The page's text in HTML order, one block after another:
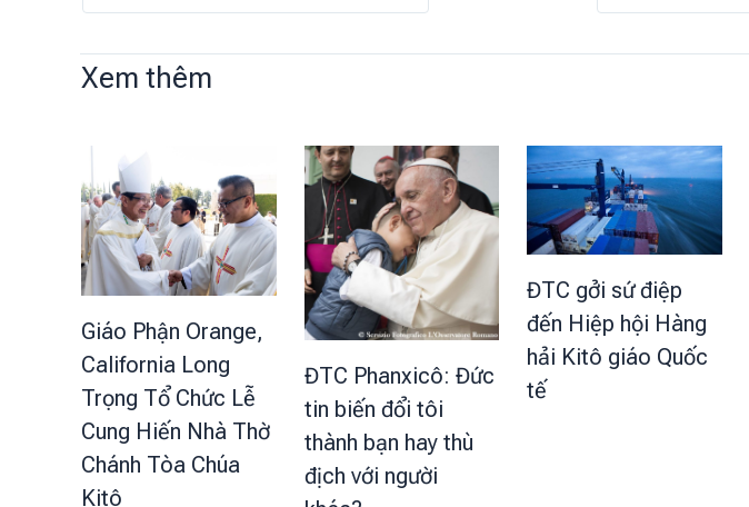
Xem thêm
Giáo Phận Orange,
California Long
Trọng Tổ Chức Lễ
Cung Hiến Nhà Thờ
Chánh Tòa Chúa
Kitô
ĐTC Phanxicô: Đức
tin biến đổi tôi
thành bạn hay thù
địch với người
ĐTC gởi sứ điệp
đến Hiệp hội Hàng
hải Kitô giáo Quốc
tế